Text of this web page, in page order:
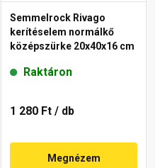
Semmelrock Rivago
kerítéselem normálkő
középszürke 20x40x16 cm
Raktáron
1 280 Ft / db
Megnézem